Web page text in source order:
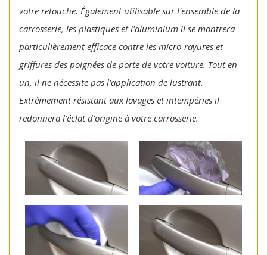
votre retouche. Également utilisable sur l'ensemble de la
carrosserie, les plastiques et l'aluminium il se montrera
particulièrement efficace contre les micro-rayures et
griffures des poignées de porte de votre voiture. Tout en
un, il ne nécessite pas l'application de lustrant.
Extrêmement résistant aux lavages et intempéries il
redonnera l'éclat d'origine à votre carrosserie.